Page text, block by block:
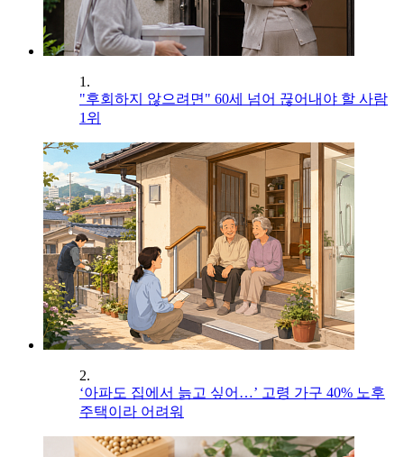
1.
"후회하지 않으려면" 60세 넘어 끊어내야 할 사람
1위
2.
‘아파도 집에서 늙고 싶어…’ 고령 가구 40% 노후
주택이라 어려워